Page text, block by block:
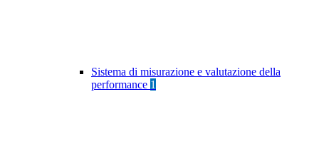
Sistema di misurazione e valutazione della
performance 1